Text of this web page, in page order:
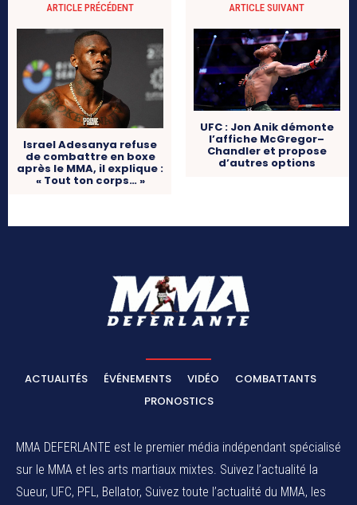
ARTICLE PRÉCÉDENT
Israel Adesanya refuse
de combattre en boxe
après le MMA, il explique :
« Tout ton corps… »
ARTICLE SUIVANT
UFC : Jon Anik démonte
l’affiche McGregor–
Chandler et propose
d’autres options
ACTUALITÉS ÉVÉNEMENTS VIDÉO
COMBATTANTS
PRONOSTICS
MMA DEFERLANTE est le premier média indépendant spécialisé
sur le MMA et les arts martiaux mixtes. Suivez l’actualité la
Sueur, UFC, PFL, Bellator, Suivez toute l’actualité du MMA, les